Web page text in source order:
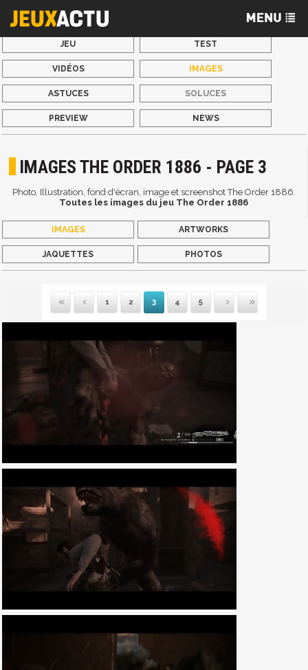
JEU TEST
VIDÉOS IMAGES
ASTUCES SOLUCES
PREVIEW NEWS
IMAGES THE ORDER 1886 - PAGE 3
Photo, Illustration, fond d'écran, image et screenshot The Order 1886.
Toutes les images du jeu The Order 1886
IMAGES ARTWORKS
JAQUETTES PHOTOS
Première
Précédente
1 2 3 4 5
Suivante
Dernière